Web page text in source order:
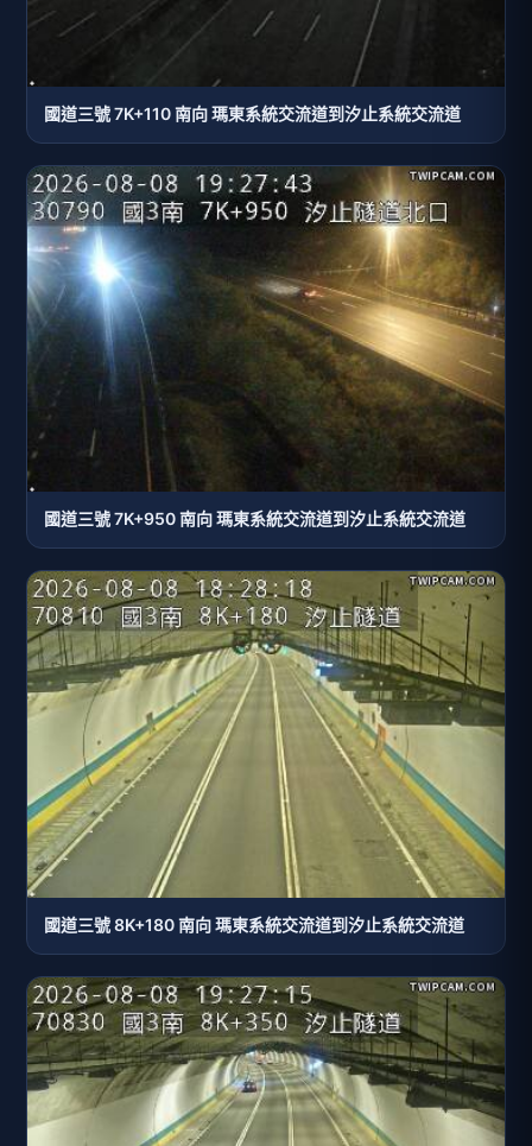
國道三號 7K+110 南向 瑪東系統交流道到汐止系統交流道
國道三號 7K+950 南向 瑪東系統交流道到汐止系統交流道
國道三號 8K+180 南向 瑪東系統交流道到汐止系統交流道